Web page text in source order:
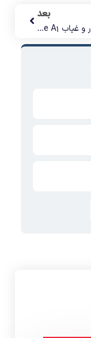
بعد
دستگاه حضور و غیاب Timmy Face A1